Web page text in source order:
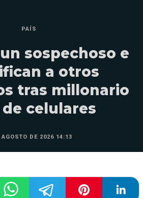
PAÍS
sospechoso e
a otros
tras millonario
celulares
AGOSTO DE 2026 14:13